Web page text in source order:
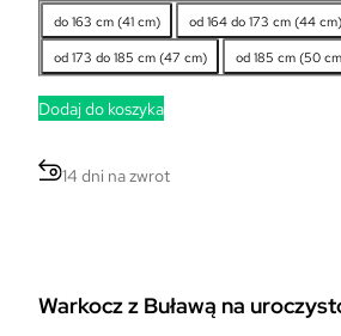
do 163 cm (41 cm) od 164 do 173 cm (44 cm)
od 173 do 185 cm (47 cm) od 185 cm (50
Dodaj do koszyka
14 dni na zwrot
Warkocz z Buławą na